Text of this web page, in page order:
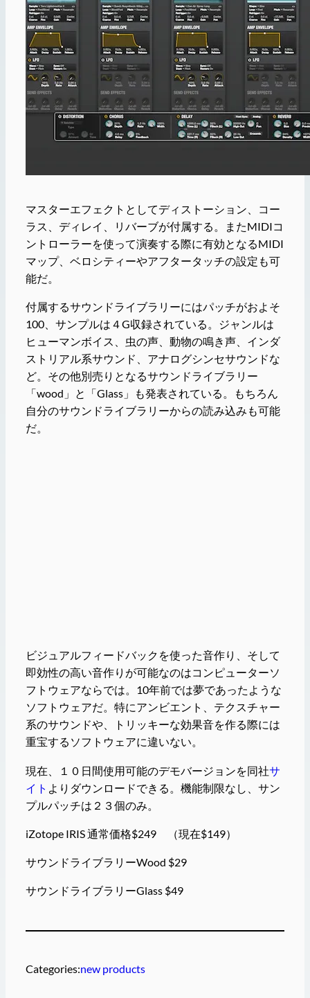
マスターエフェクトとしてディストーション、コー
ラス、ディレイ、リバーブが付属する。またMIDIコ
ントローラーを使って演奏する際に有効となるMIDI
マップ、ベロシティーやアフタータッチの設定も可
能だ。
付属するサウンドライブラリーにはパッチがおよそ
100、サンプルは４G収録されている。ジャンルは
ヒューマンボイス、虫の声、動物の鳴き声、インダ
ストリアル系サウンド、アナログシンセサウンドな
ど。その他別売りとなるサウンドライブラリー
「wood」と「Glass」も発表されている。もちろん
自分のサウンドライブラリーからの読み込みも可能
だ。
ビジュアルフィードバックを使った音作り、そして
即効性の高い音作りが可能なのはコンピューターソ
フトウェアならでは。10年前では夢であったような
ソフトウェアだ。特にアンビエント、テクスチャー
系のサウンドや、トリッキーな効果音を作る際には
重宝するソフトウェアに違いない。
現在、１０日間使用可能のデモバージョンを同社サ
イト よりダウンロードできる。機能制限なし、サン
プルパッチは２３個のみ。
iZotope IRIS 通常価格$249 （現在$149）
サウンドライブラリーWood $29
サウンドライブラリーGlass $49
Categories:new products